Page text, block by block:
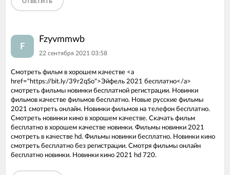
ОТВЕТИТЬ
F
Fzyvmmwb
22 сентября 2021 03:58
Смотреть фильм в хорошем качестве <a
href="https://bit.ly/39r2qSo">Эйфель 2021 бесплатно</a>
смотреть фильмы новинки бесплатной регистрации. Новинки
фильмов качестве фильмов бесплатно. Новые русские фильмы
2021 смотреть онлайн. Новинки фильмов на телефон бесплатно.
Смотреть новинки кино в хорошем качестве. Скачать фильм
бесплатно в хорошем качестве новинки. Фильмы новинки 2021
смотреть в качестве hd. Фильмы новинки бесплатно. Новинки кино
смотреть бесплатно без регистрации. Смотря фильмы онлайн
бесплатно новинки. Новинки кино 2021 hd 720.